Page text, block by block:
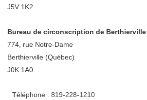
J5V 1K2
Bureau de circonscription de Berthierville
774, rue Notre-Dame
Berthierville (Québec)
J0K 1A0
Téléphone : 819-228-1210